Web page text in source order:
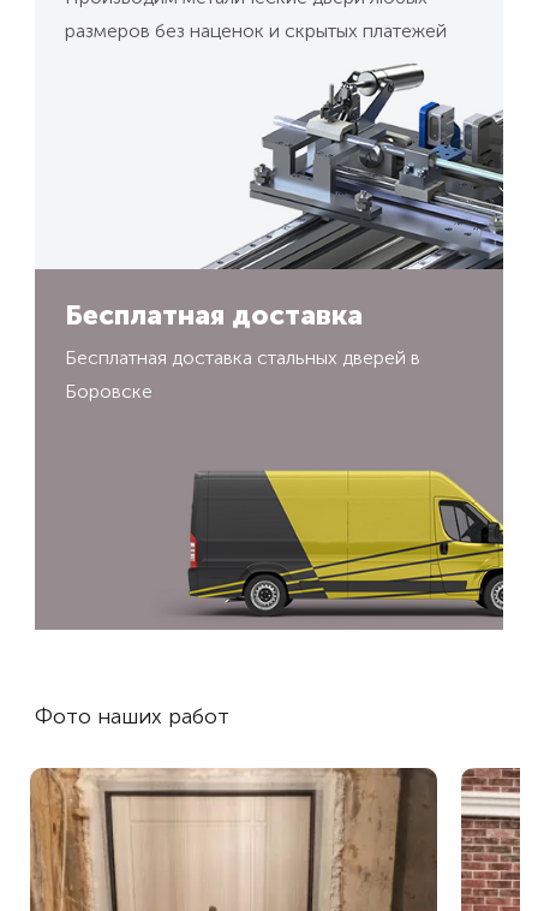
размеров без наценок и скрытых платежей
Бесплатная доставка
Бесплатная доставка стальных дверей в
Боровске
Фото наших работ